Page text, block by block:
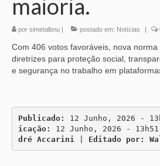
maioria.
por simetalbnu postado em: Notícias
Com 406 votos favoráveis, nova
diretrizes para proteção social,
e segurança no trabalho em
Publicado: 12 Junho, 2026 -
icação:
12 Junho, 2026 -
dré Accarini
Editado por: